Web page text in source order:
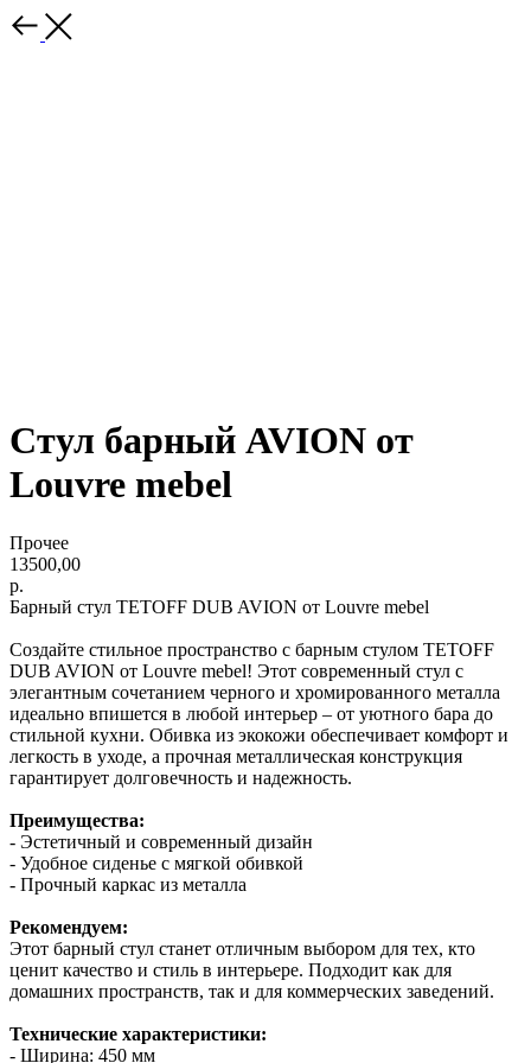
Стул барный AVION от
Louvre mebel
Прочее
13500,00
р.
Барный стул TETOFF DUB AVION от Louvre mebel
Создайте стильное пространство с барным стулом TETOFF
DUB AVION от Louvre mebel! Этот современный стул с
элегантным сочетанием черного и хромированного металла
идеально впишется в любой интерьер – от уютного бара до
стильной кухни. Обивка из экокожи обеспечивает комфорт и
легкость в уходе, а прочная металлическая конструкция
гарантирует долговечность и надежность.
Преимущества:
- Эстетичный и современный дизайн
- Удобное сиденье с мягкой обивкой
- Прочный каркас из металла
Рекомендуем:
Этот барный стул станет отличным выбором для тех, кто
ценит качество и стиль в интерьере. Подходит как для
домашних пространств, так и для коммерческих заведений.
Технические характеристики:
- Ширина: 450 мм